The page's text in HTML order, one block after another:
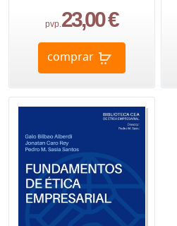
pvp. 23,00 €
comprar